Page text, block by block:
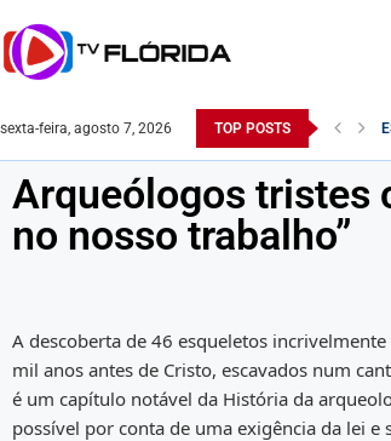
sexta-feira, agosto 7, 2026 TOP POSTS
Arqueólogos tristes
no nosso trabalho”
A descoberta de 46 esqueletos
mil anos antes de Cristo, escavados num
é um capítulo notável da História da
possível por conta de uma exigência da lei